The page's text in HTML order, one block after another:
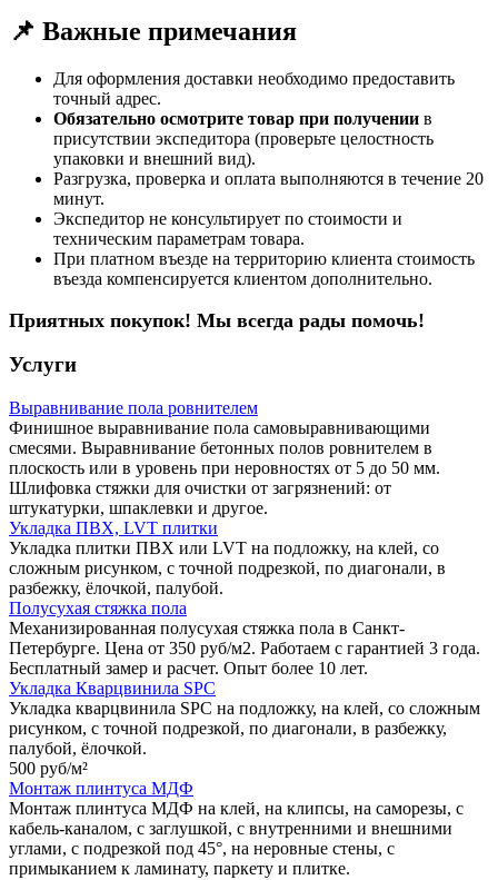
📌 Важные примечания
Для оформления доставки необходимо предоставить
точный адрес.
Обязательно осмотрите товар при получении в
присутствии экспедитора (проверьте целостность
упаковки и внешний вид).
Разгрузка, проверка и оплата выполняются в течение 20
минут.
Экспедитор не консультирует по стоимости и
техническим параметрам товара.
При платном въезде на территорию клиента стоимость
въезда компенсируется клиентом дополнительно.
Приятных покупок! Мы всегда рады помочь!
Услуги
Выравнивание пола ровнителем
Финишное выравнивание пола самовыравнивающими
смесями. Выравнивание бетонных полов ровнителем в
плоскость или в уровень при неровностях от 5 до 50 мм.
Шлифовка стяжки для очистки от загрязнений: от
штукатурки, шпаклевки и другое.
Укладка ПВХ, LVT плитки
Укладка плитки ПВХ или LVT на подложку, на клей, со
сложным рисунком, с точной подрезкой, по диагонали, в
разбежку, ёлочкой, палубой.
Полусухая стяжка пола
Механизированная полусухая стяжка пола в Санкт-
Петербурге. Цена от 350 руб/м2. Работаем с гарантией 3 года.
Бесплатный замер и расчет. Опыт более 10 лет.
Укладка Кварцвинила SPC
Укладка кварцвинила SPC на подложку, на клей, со сложным
рисунком, с точной подрезкой, по диагонали, в разбежку,
палубой, ёлочкой.
500 руб/м²
Монтаж плинтуса МДФ
Монтаж плинтуса МДФ на клей, на клипсы, на саморезы, с
кабель-каналом, с заглушкой, с внутренними и внешними
углами, с подрезкой под 45°, на неровные стены, с
примыканием к ламинату, паркету и плитке.